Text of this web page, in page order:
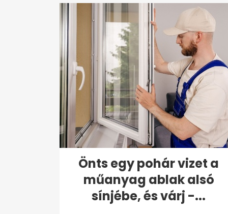
Önts egy pohár vizet a
műanyag ablak alsó
sínjébe, és várj -...